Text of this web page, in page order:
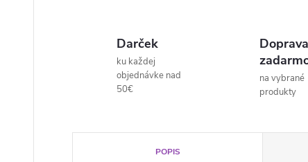
Darček
ku každej
objednávke nad
50€
Doprava
na vybrané
produkty
POPIS